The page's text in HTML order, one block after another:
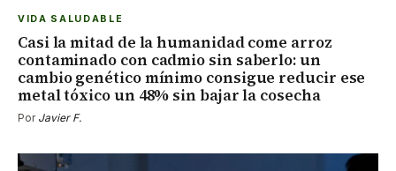
VIDA SALUDABLE
Casi la mitad de la humanidad come arroz
contaminado con cadmio sin saberlo: un
cambio genético mínimo consigue reducir ese
metal tóxico un 48% sin bajar la cosecha
Por Javier F.